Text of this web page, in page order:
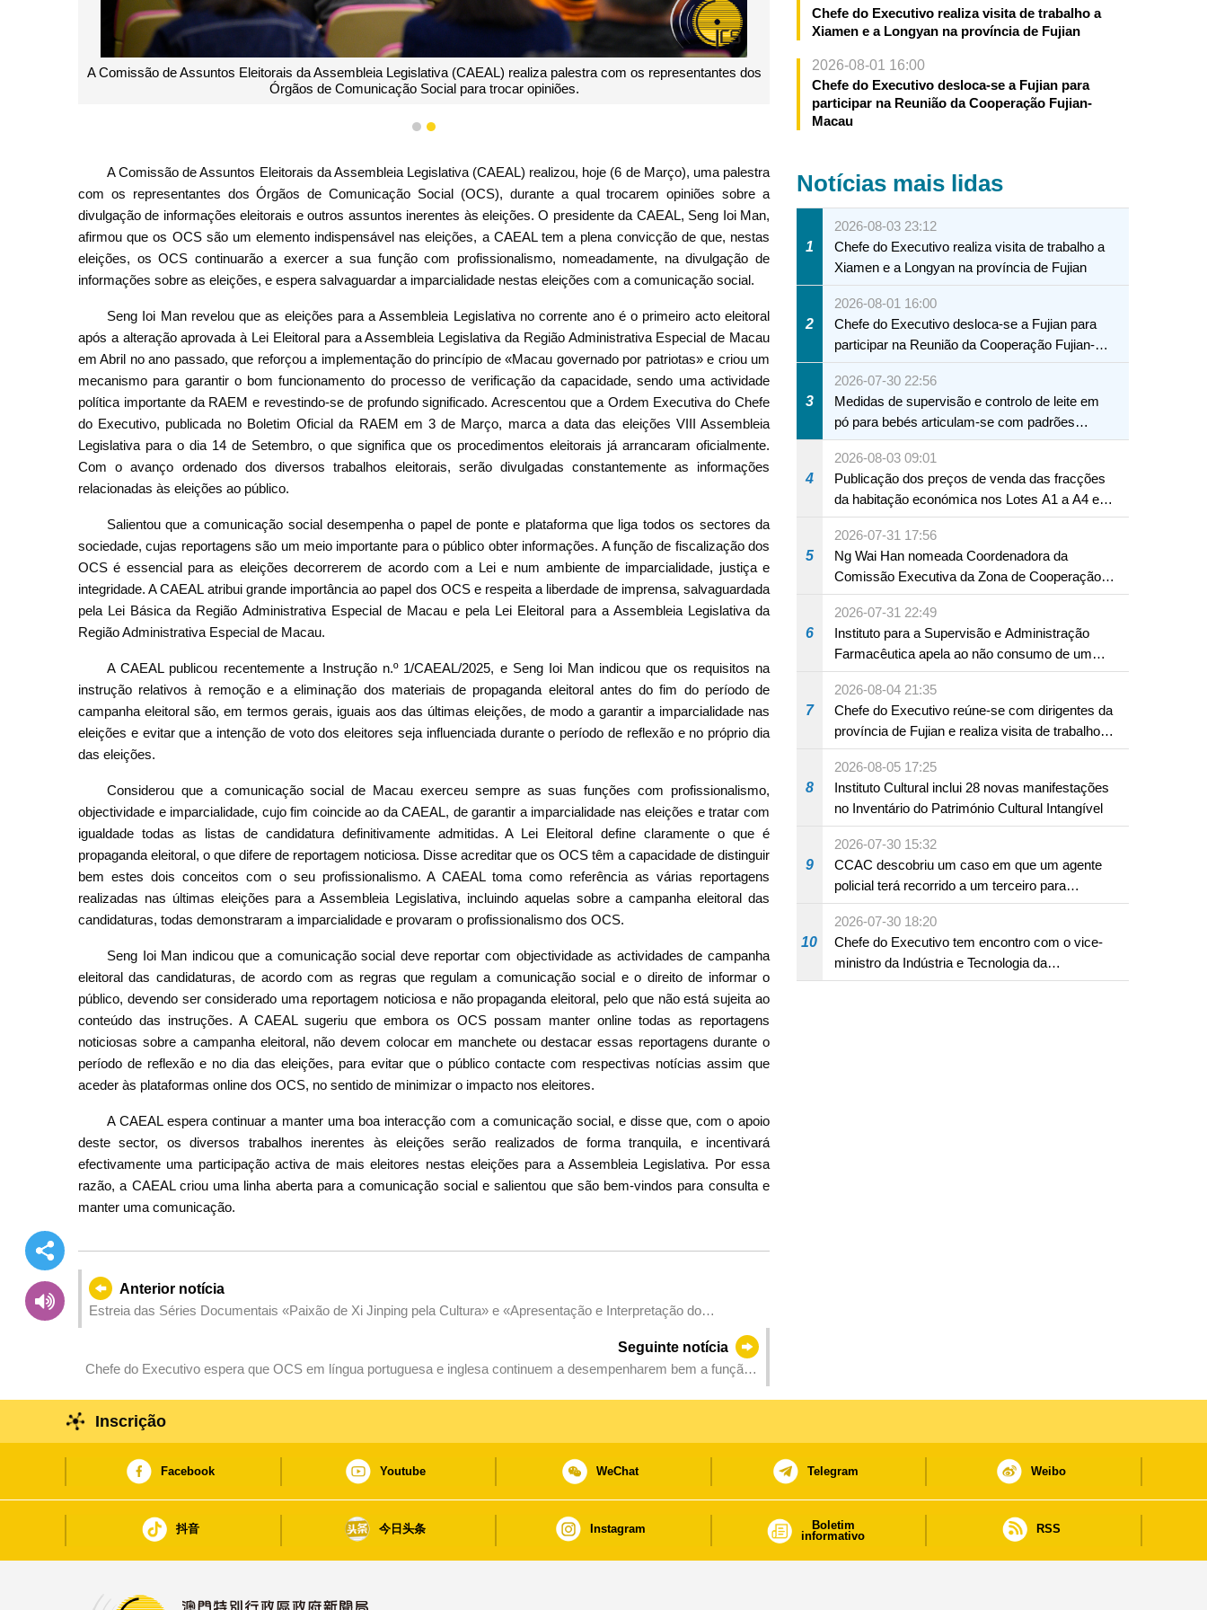
A Comissão de Assuntos Eleitorais da Assembleia Legislativa (CAEAL) realiza palestra com os representantes dos
Órgãos de Comunicação Social para trocar opiniões.
1 2
A Comissão de Assuntos Eleitorais da Assembleia Legislativa (CAEAL) realizou, hoje (6 de Março), uma palestra
com os representantes dos Órgãos de Comunicação Social (OCS), durante a qual trocarem opiniões sobre a
divulgação de informações eleitorais e outros assuntos inerentes às eleições. O presidente da CAEAL, Seng Ioi Man,
afirmou que os OCS são um elemento indispensável nas eleições, a CAEAL tem a plena convicção de que, nestas
eleições, os OCS continuarão a exercer a sua função com profissionalismo, nomeadamente, na divulgação de
informações sobre as eleições, e espera salvaguardar a imparcialidade nestas eleições com a comunicação social.
Seng Ioi Man revelou que as eleições para a Assembleia Legislativa no corrente ano é o primeiro acto eleitoral
após a alteração aprovada à Lei Eleitoral para a Assembleia Legislativa da Região Administrativa Especial de Macau
em Abril no ano passado, que reforçou a implementação do princípio de «Macau governado por patriotas» e criou um
mecanismo para garantir o bom funcionamento do processo de verificação da capacidade, sendo uma actividade
política importante da RAEM e revestindo-se de profundo significado. Acrescentou que a Ordem Executiva do Chefe
do Executivo, publicada no Boletim Oficial da RAEM em 3 de Março, marca a data das eleições VIII Assembleia
Legislativa para o dia 14 de Setembro, o que significa que os procedimentos eleitorais já arrancaram oficialmente.
Com o avanço ordenado dos diversos trabalhos eleitorais, serão divulgadas constantemente as informações
relacionadas às eleições ao público.
Salientou que a comunicação social desempenha o papel de ponte e plataforma que liga todos os sectores da
sociedade, cujas reportagens são um meio importante para o público obter informações. A função de fiscalização dos
OCS é essencial para as eleições decorrerem de acordo com a Lei e num ambiente de imparcialidade, justiça e
integridade. A CAEAL atribui grande importância ao papel dos OCS e respeita a liberdade de imprensa, salvaguardada
pela Lei Básica da Região Administrativa Especial de Macau e pela Lei Eleitoral para a Assembleia Legislativa da
Região Administrativa Especial de Macau.
A CAEAL publicou recentemente a Instrução n.º 1/CAEAL/2025, e Seng Ioi Man indicou que os requisitos na
instrução relativos à remoção e a eliminação dos materiais de propaganda eleitoral antes do fim do período de
campanha eleitoral são, em termos gerais, iguais aos das últimas eleições, de modo a garantir a imparcialidade nas
eleições e evitar que a intenção de voto dos eleitores seja influenciada durante o período de reflexão e no próprio dia
das eleições.
Considerou que a comunicação social de Macau exerceu sempre as suas funções com profissionalismo,
objectividade e imparcialidade, cujo fim coincide ao da CAEAL, de garantir a imparcialidade nas eleições e tratar com
igualdade todas as listas de candidatura definitivamente admitidas. A Lei Eleitoral define claramente o que é
propaganda eleitoral, o que difere de reportagem noticiosa. Disse acreditar que os OCS têm a capacidade de distinguir
bem estes dois conceitos com o seu profissionalismo. A CAEAL toma como referência as várias reportagens
realizadas nas últimas eleições para a Assembleia Legislativa, incluindo aquelas sobre a campanha eleitoral das
candidaturas, todas demonstraram a imparcialidade e provaram o profissionalismo dos OCS.
Seng Ioi Man indicou que a comunicação social deve reportar com objectividade as actividades de campanha
eleitoral das candidaturas, de acordo com as regras que regulam a comunicação social e o direito de informar o
público, devendo ser considerado uma reportagem noticiosa e não propaganda eleitoral, pelo que não está sujeita ao
conteúdo das instruções. A CAEAL sugeriu que embora os OCS possam manter online todas as reportagens
noticiosas sobre a campanha eleitoral, não devem colocar em manchete ou destacar essas reportagens durante o
período de reflexão e no dia das eleições, para evitar que o público contacte com respectivas notícias assim que
aceder às plataformas online dos OCS, no sentido de minimizar o impacto nos eleitores.
A CAEAL espera continuar a manter uma boa interacção com a comunicação social, e disse que, com o apoio
deste sector, os diversos trabalhos inerentes às eleições serão realizados de forma tranquila, e incentivará
efectivamente uma participação activa de mais eleitores nestas eleições para a Assembleia Legislativa. Por essa
razão, a CAEAL criou uma linha aberta para a comunicação social e salientou que são bem-vindos para consulta e
manter uma comunicação.
Anterior notícia
Estreia das Séries Documentais «Paixão de Xi Jinping pela Cultura» e «Apresentação e Interpretação do
Seguinte notícia
Chefe do Executivo espera que OCS em língua portuguesa e inglesa continuem a desempenharem bem a função
Chefe do Executivo realiza visita de trabalho a
Xiamen e a Longyan na província de Fujian
2026-08-01 16:00
Chefe do Executivo desloca-se a Fujian para
participar na Reunião da Cooperação Fujian-
Macau
Notícias mais lidas
1
2026-08-03 23:12
Chefe do Executivo realiza visita de trabalho a
Xiamen e a Longyan na província de Fujian
2
2026-08-01 16:00
Chefe do Executivo desloca-se a Fujian para
participar na Reunião da Cooperação Fujian-
Macau
3
2026-07-30 22:56
Medidas de supervisão e controlo de leite em
pó para bebés articulam-se com padrões
internacionais Serviços interdepartamentais
envidam esforços para assegurar a saúde dos
bebés e crianças, assim como a segurança
alimentar
4
2026-08-03 09:01
Publicação dos preços de venda das fracções
da habitação económica nos Lotes A1 a A4 e
A12 da Zona A dos Novos Aterros
5
2026-07-31 17:56
Ng Wai Han nomeada Coordenadora da
Comissão Executiva da Zona de Cooperação
Aprofundada entre Guangdong e Macau em
Hengqin
6
2026-07-31 22:49
Instituto para a Supervisão e Administração
Farmacêutica apela ao não consumo de um
produto com substâncias medicamentosas
ocidentais
7
2026-08-04 21:35
Chefe do Executivo reúne-se com dirigentes da
província de Fujian e realiza visita de trabalho
em Fuzhou
8
2026-08-05 17:25
Instituto Cultural inclui 28 novas manifestações
no Inventário do Património Cultural Intangível
9
2026-07-30 15:32
CCAC descobriu um caso em que um agente
policial terá recorrido a um terceiro para
assumir por si a culpa na sequência de uma
infracção rodoviária
10
2026-07-30 18:20
Chefe do Executivo tem encontro com o vice-
ministro da Indústria e Tecnologia da
Informação
Inscrição
Facebook Youtube WeChat Telegram Weibo
抖音 今日头条 Instagram
Boletim
informativo
RSS